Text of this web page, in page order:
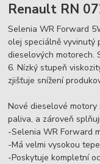
Renault RN
Selenia WR Forward
olej speciálně vyvinutý
dieselových motorech.
6. Nízký stupeň
zjišťuje snížení
Nové dieselové
paliva, a zároveň
-Selenia WR Forward
-Má velmi vysokou
-Poskytuje kompletní